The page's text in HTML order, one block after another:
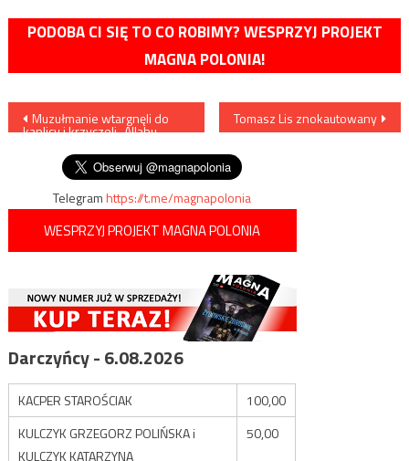
PODOBA CI SIĘ TO CO ROBIMY? WESPRZYJ PROJEKT
MAGNA POLONIA!
Nawigacja
wpisu
Muzułmanie wtargnęli do
kaplicy i krzyczeli „Allahu
Tomasz Lis znokautowany
Telegramhttps://t.me/magnapolonia
WESPRZYJ PROJEKT MAGNA POLONIA
Darczyńcy - 6.08.2026
KACPER STAROŚCIAK
100,00
KULCZYK GRZEGORZ POLIŃSKA i
KULCZYK KATARZYNA
50,00